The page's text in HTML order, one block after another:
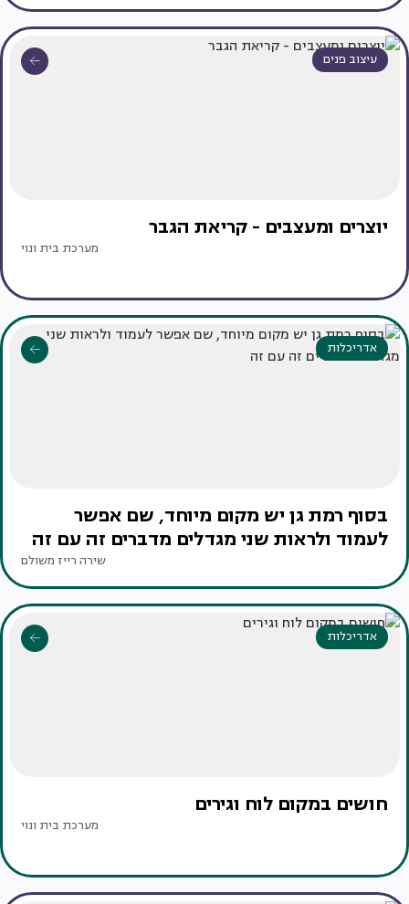
עיצוב פנים
יוצרים ומעצבים - קריאת הגבר
מערכת בית ונוי
אדריכלות
בסוף רמת גן יש מקום מיוחד, שם אפשר
לעמוד ולראות שני מגדלים מדברים זה עם זה
שירה רייז משולם
אדריכלות
חושים במקום לוח וגירים
מערכת בית ונוי